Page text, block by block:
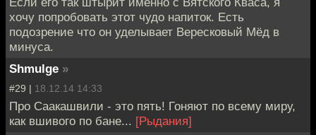
хочу попробовать этот чудо напиток. Есть
подозрение что он уделывает Вересковый Мёд в
минуса.
Shmulge »
#29 | 18.12.14 14:33
Про Саакашвили - это пять! Гоняют по всему миру,
как вшивого по бане... [Рыдания]